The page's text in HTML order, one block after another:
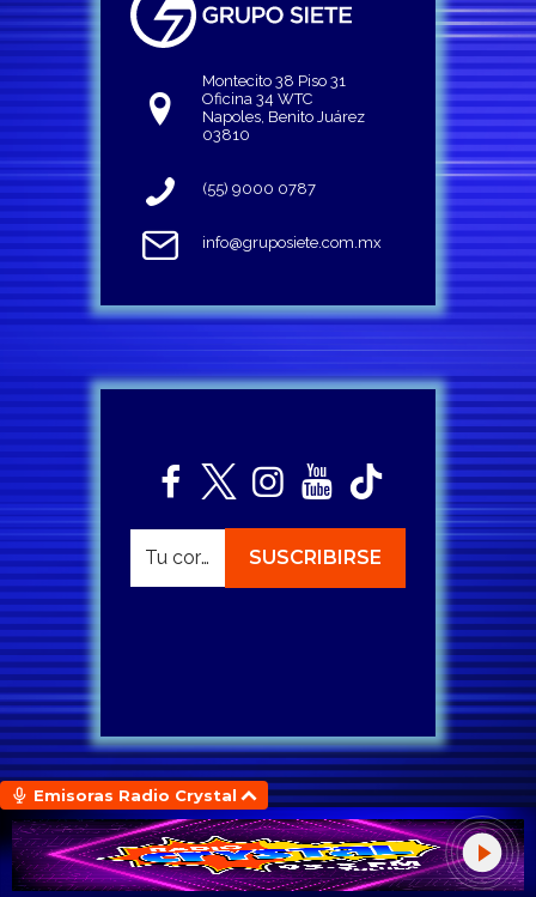
Montecito 38 Piso 31
Oficina 34 WTC
Napoles, Benito Juárez
03810
(55) 9000 0787
info@gruposiete.com.mx
Emisoras Radio Crystal